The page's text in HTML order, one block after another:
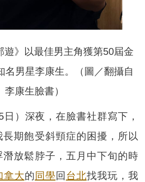
》以最佳男主角獲第50屆金
名男星李康生。（圖／翻攝自
李康生臉書）
）深夜，在臉書社群寫下，
期飽受斜頸症的困擾，所以
潛放鬆脖子，五月中下旬的時
拿大的 同學 回 台北找我玩，我